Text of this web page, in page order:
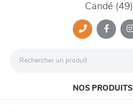
Candé (49)
NOS PRODUITS